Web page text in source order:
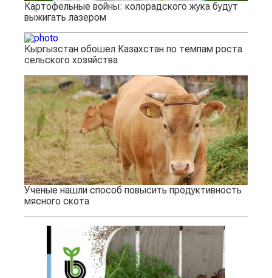
Картофельные войны: колорадского жука будут
выжигать лазером
Кыргызстан обошел Казахстан по темпам роста
сельского хозяйства
Ученые нашли способ повысить продуктивность
мясного скота